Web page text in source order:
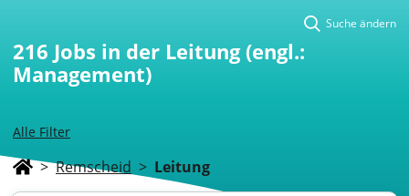
Alle Filter
Suche ändern
216 Jobs in der Leitung (engl.:
Management)
> Remscheid > Leitung